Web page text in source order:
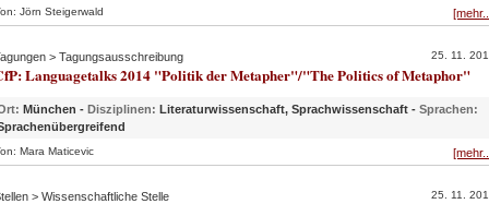
Jörn Steigerwald
> Tagungsausschreibung 25. 11.
Languagetalks 2014 "Politik der Metapher"/"The Politics of Metaphor"
München - Disziplinen: Literaturwissenschaft, Sprachwissenschaft - Sprachen:
Mara Maticevic
> Wissenschaftliche Stelle 25. 11.